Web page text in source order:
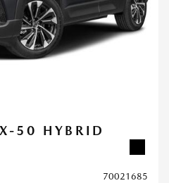
50 HYBRID
70021685